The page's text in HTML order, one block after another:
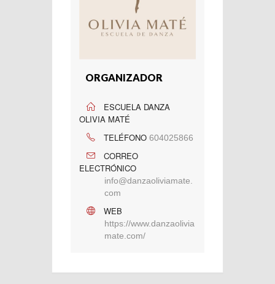
ORGANIZADOR
ESCUELA DANZA
OLIVIA MATÉ
TELÉFONO 604025866
CORREO
ELECTRÓNICO
info@danzaoliviamate.
com
WEB
https://www.danzaolivia
mate.com/